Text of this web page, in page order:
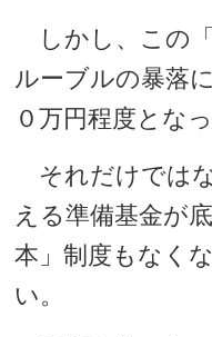
しかし、この「
ルーブルの暴落
０万円程度となっ
それだけでは
える準備基金が
本」制度もなく
い。